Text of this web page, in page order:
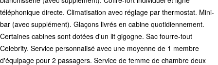
téléphonique directe. Climatisation avec réglage par thermostat. Mini-
bar (avec supplément). Glaçons livrés en cabine quotidiennement.
Certaines cabines sont dotées d'un lit gigogne. Sac fourre-tout
Celebrity. Service personnalisé avec une moyenne de 1 membre
d'équipage pour 2 passagers. Service de femme de chambre deux